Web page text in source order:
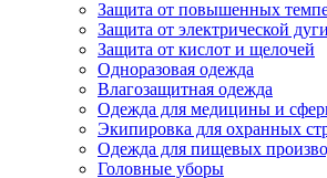
Защита от повышенных
Защита от электрической дуги
Защита от кислот и щелочей
Одноразовая одежда
Влагозащитная одежда
Одежда для медицины и
Экипировка для охранных
Одежда для пищевых
Головные уборы